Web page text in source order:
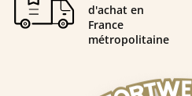
d'achat en
France
métropolitaine